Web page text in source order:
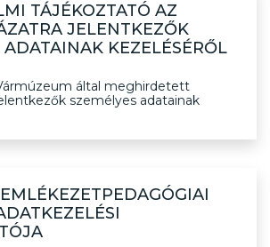
TÁJÉKOZTATÓ AZ
JELENTKEZŐK
ADATAINAK KEZELÉSÉRŐL
által meghirdetett
személyes adatainak